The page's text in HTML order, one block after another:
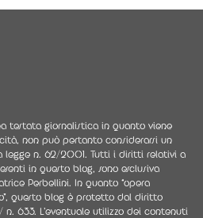
testata giornalistica in quanto viene
non può pertanto considerarsi un
legge n. 62/2001. Tutti i diritti relativi a
in questo blog, sono esclusiva
Perbellini. In quanto “opera
questo blog è protetto dal diritto
n. 633. L’eventuale utilizzo dei contenuti